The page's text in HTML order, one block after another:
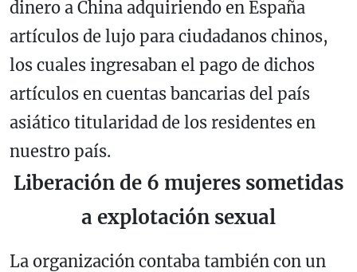
dinero a China adquiriendo en España
artículos de lujo para ciudadanos chinos,
los cuales ingresaban el pago de dichos
artículos en cuentas bancarias del país
asiático titularidad de los residentes en
nuestro país.
Liberación de 6 mujeres sometidas
a explotación sexual
La organización contaba también con un